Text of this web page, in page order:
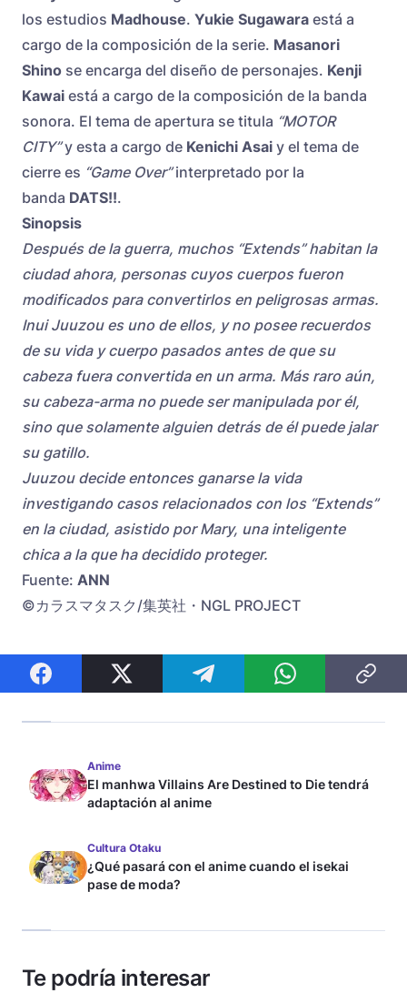
los estudios Madhouse. Yukie Sugawara está a
cargo de la composición de la serie. Masanori
Shino se encarga del diseño de personajes. Kenji
Kawai está a cargo de la composición de la banda
sonora. El tema de apertura se titula “MOTOR
CITY”y esta a cargo de Kenichi Asai y el tema de
cierre es “Game Over”interpretado por la
banda DATS!!.
Sinopsis
Después de la guerra, muchos “Extends” habitan la
ciudad ahora, personas cuyos cuerpos fueron
modificados para convertirlos en peligrosas armas.
Inui Juuzou es uno de ellos, y no posee recuerdos
de su vida y cuerpo pasados antes de que su
cabeza fuera convertida en un arma. Más raro aún,
su cabeza-arma no puede ser manipulada por él,
sino que solamente alguien detrás de él puede jalar
su gatillo.
Juuzou decide entonces ganarse la vida
investigando casos relacionados con los “Extends”
en la ciudad, asistido por Mary, una inteligente
chica a la que ha decidido proteger.
Fuente: ANN
©カラスマタスク/集英社・NGL PROJECT
Anime
El manhwa Villains Are Destined to Die tendrá
adaptación al anime
Cultura Otaku
¿Qué pasará con el anime cuando el isekai
pase de moda?
Te podría interesar